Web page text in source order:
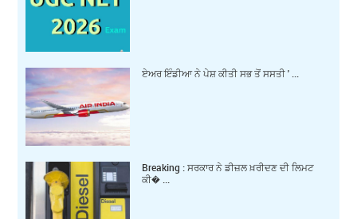
ਏਅਰ ਇੰਡੀਆ ਨੇ ਪੇਸ਼ ਕੀਤੀ ਸਭ ਤੋਂ ਸਸਤੀ ' ...
Breaking : ਸਰਕਾਰ ਨੇ ਡੀਜ਼ਲ ਖ਼ਰੀਦਣ ਦੀ ਲਿਮਟ
ਕੀ� ...